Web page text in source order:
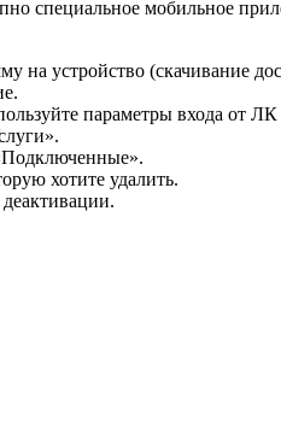
специальное мобильное
на устройство (скачивание
параметры входа от
хотите удалить.